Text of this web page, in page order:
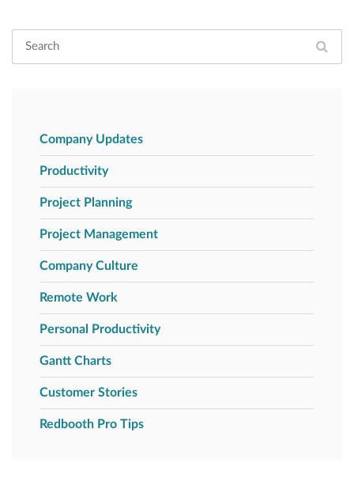
Company Updates
Productivity
Project Planning
Project Management
Company Culture
Remote Work
Personal Productivity
Gantt Charts
Customer Stories
Redbooth Pro Tips